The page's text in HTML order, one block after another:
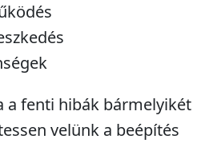
a fenti hibák bármelyikét
velünk a beépítés